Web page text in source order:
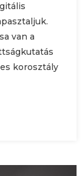
van a
korosztály